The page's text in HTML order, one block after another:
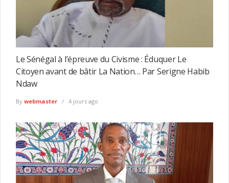
Le Sénégal à l’épreuve du Civisme : Éduquer Le
Citoyen avant de bâtir La Nation… Par Serigne Habib
Ndaw
By webmaster 4 jours ago